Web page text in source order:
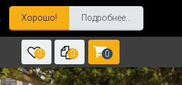
Хорошо! Подробнее...
0 0 0